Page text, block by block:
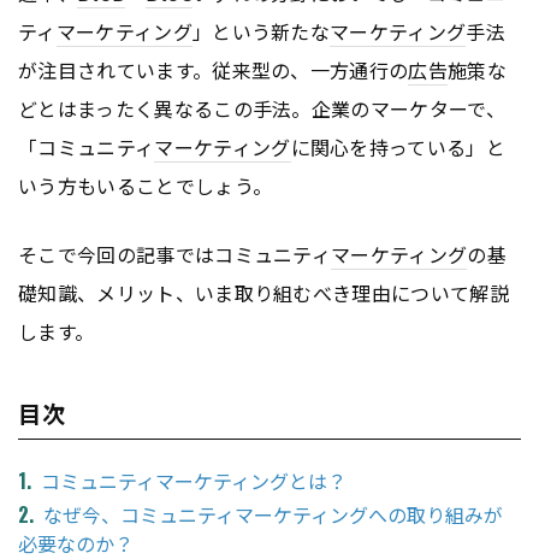
ティ マーケティング」という新たなマーケティング手法
が注目されています。従来型の、一方通行の広告施策な
どとはまったく異なるこの手法。企業のマーケターで、
「コミュニティマーケティングに関心を持っている」と
いう方もいることでしょう。
そこで今回の記事ではコミュニティマーケティングの基
礎知識、メリット、いま取り組むべき理由について解説
します。
目次
コミュニティマーケティングとは？
なぜ今、コミュニティマーケティングへの取り組みが
必要なのか？